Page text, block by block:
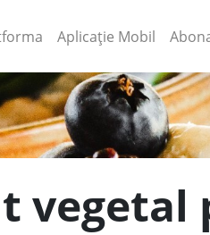
(current)
Aplicație Mobil
vegetal